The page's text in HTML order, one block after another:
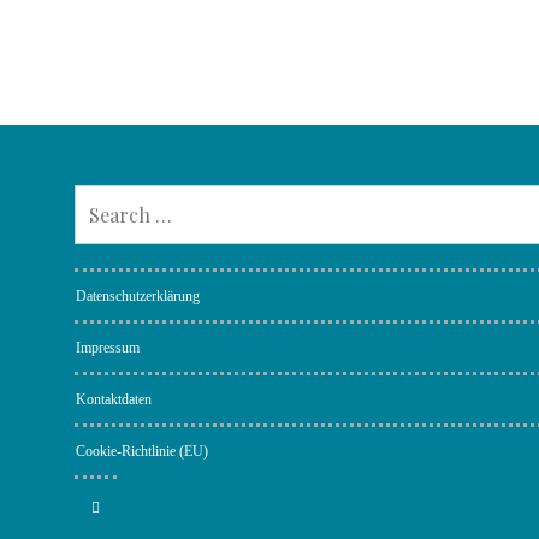
Datenschutzerklärung
Impressum
Kontaktdaten
Cookie-Richtlinie (EU)